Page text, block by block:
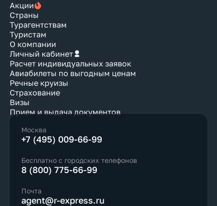
Акции
Страны
Турагентствам
Туристам
О компании
Личный кабинет
Расчет индивидуальных заявок
Авиабилеты по выгодным ценам
Речные круизы
Страхование
Визы
Прием и выдача документов
Москва
+7 (495) 009-66-99
Бесплатно с городских телефонов
8 (800) 775-66-99
Почта
agent@r-express.ru